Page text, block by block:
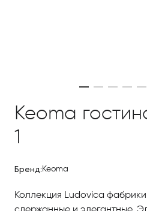
Keoma
1
Бренд: Keoma
Коллекция Ludovica